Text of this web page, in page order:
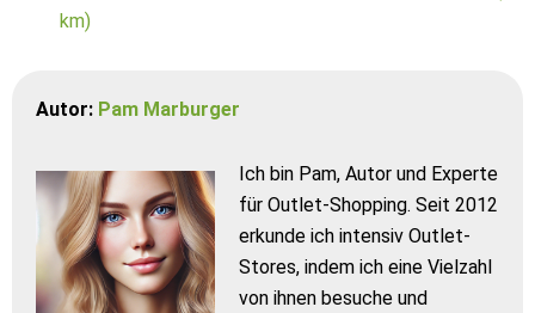
km)
Autor: Pam Marburger
Ich bin Pam, Autor und Experte
für Outlet-Shopping. Seit 2012
erkunde ich intensiv Outlet-
Stores, indem ich eine Vielzahl
von ihnen besuche und